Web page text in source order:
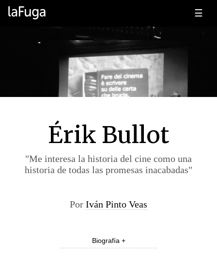
☰
Érik Bullot
"Me interesa la historia del cine como una
historia de todas las promesas inacabadas"
Por Iván Pinto Veas
Biografía +